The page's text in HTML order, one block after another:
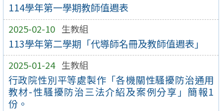
114學年第一學期教師值週表
2025-02-10 生教組
113學年第二學期「代導師名冊及教師值週表」
2025-01-24 生教組
行政院性別平等處製作「各機關性騷擾防治通用
教材-性騷擾防治三法介紹及案例分享」簡報1
份。